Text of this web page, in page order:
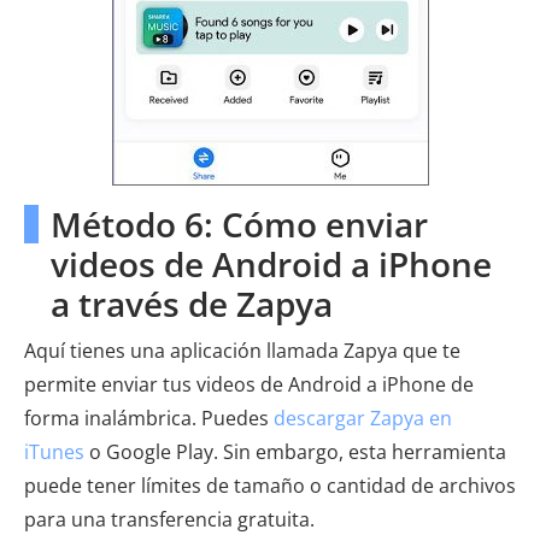
Método 6: Cómo enviar
videos de Android a iPhone
a través de Zapya
Aquí tienes una aplicación llamada Zapya que te
permite enviar tus videos de Android a iPhone de
forma inalámbrica. Puedes descargar Zapya en
iTunes o Google Play. Sin embargo, esta herramienta
puede tener límites de tamaño o cantidad de archivos
para una transferencia gratuita.